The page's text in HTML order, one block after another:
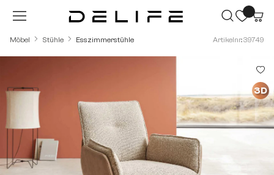
Zum Hauptinhalt springen
Möbel Stühle Esszimmerstühle Artikelnr.: 39749
3D